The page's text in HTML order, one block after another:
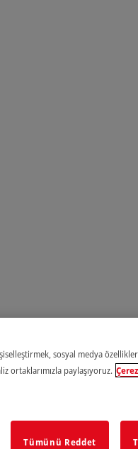
sosyal medya
ortaklarımızla paylaşıyoruz.
Tümünü Reddet